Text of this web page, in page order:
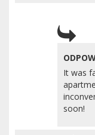
It was
soon!